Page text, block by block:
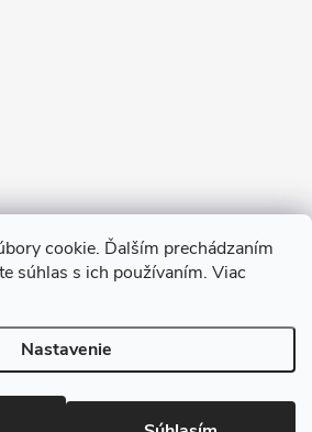
cookie. Ďalším prechádzaním
súhlas s ich používaním. Viac
Nastavenie
Instagrame
123kociky.sk. Všetky práva vyhradené.